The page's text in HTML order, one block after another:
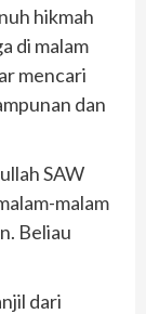
hikmah
di malam
mencari
dan
SAW
malam
Beliau
dari